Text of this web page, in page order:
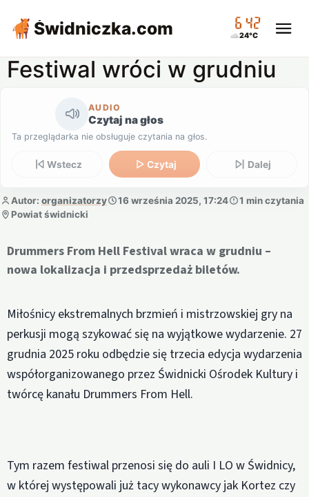
Świdniczka.com 06:42
24°C
Festiwal wróci w grudniu
AUDIO
Czytaj na głos
Ta przeglądarka nie obsługuje czytania na głos.
Wstecz Czytaj Dalej
Autor: organizatorzy 16 września 2025, 17:24
1 min czytania
Powiat świdnicki
Drummers From Hell Festival wraca w grudniu –
nowa lokalizacja i przedsprzedaż biletów.
Miłośnicy ekstremalnych brzmień i mistrzowskiej gry na
perkusji mogą szykować się na wyjątkowe wydarzenie. 27
grudnia 2025 roku odbędzie się trzecia edycja wydarzenia
współorganizowanego przez Świdnicki Ośrodek Kultury i
twórcę kanału Drummers From Hell.
Tym razem festiwal przenosi się do auli I LO w Świdnicy,
w której występowali już tacy wykonawcy jak Kortez czy